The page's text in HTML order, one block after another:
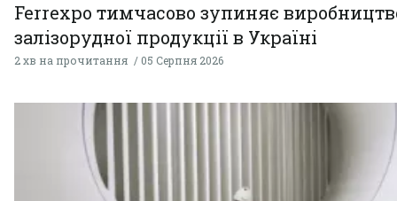
Ferrexpo тимчасово зупиняє
залізорудної продукції в Україні
2 хв на прочитання 05 Серпня 2026